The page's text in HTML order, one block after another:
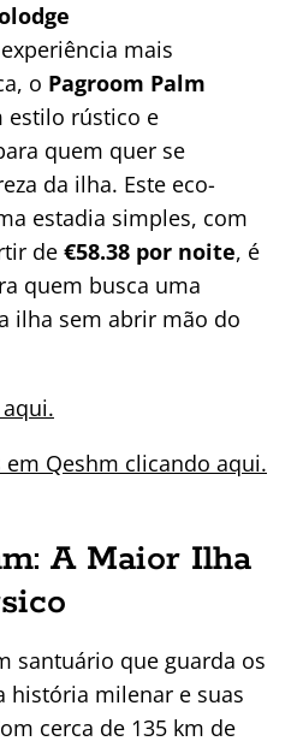
mais
o Pagroom Palm
estilo rústico e
quem quer se
da ilha. Este eco-
estadia simples, com
de €58.38 por noite, é
quem busca uma
ilha sem abrir mão do
Qeshm clicando aqui.
A Maior Ilha
santuário que guarda os
história milenar e suas
cerca de 135 km de